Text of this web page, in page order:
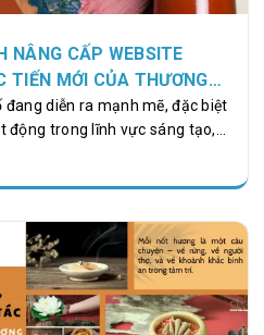
NÂNG CẤP WEBSITE
TIẾN MỚI CỦA THƯƠNG
diễn ra mạnh mẽ, đặc biệt
động trong lĩnh vực sáng tạo,
không chỉ là một địa chỉ trực
ngành tranh treo tường, nơi yếu
nghiệm mua sắm, website
lý và hành trình mua hàng…